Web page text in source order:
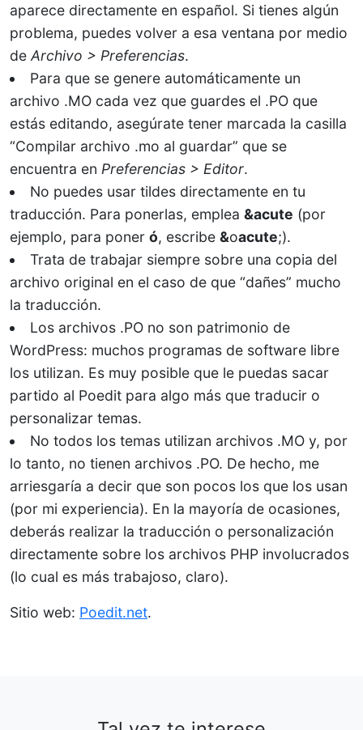
aparece directamente en español. Si tienes algún
problema, puedes volver a esa ventana por medio
de Archivo > Preferencias.
Para que se genere automáticamente un
archivo .MO cada vez que guardes el .PO que
estás editando, asegúrate tener marcada la casilla
“Compilar archivo .mo al guardar” que se
encuentra en Preferencias > Editor.
No puedes usar tildes directamente en tu
traducción. Para ponerlas, emplea &acute (por
ejemplo, para poner ó, escribe &oacute;).
Trata de trabajar siempre sobre una copia del
archivo original en el caso de que “dañes” mucho
la traducción.
Los archivos .PO no son patrimonio de
WordPress: muchos programas de software libre
los utilizan. Es muy posible que le puedas sacar
partido al Poedit para algo más que traducir o
personalizar temas.
No todos los temas utilizan archivos .MO y, por
lo tanto, no tienen archivos .PO. De hecho, me
arriesgaría a decir que son pocos los que los usan
(por mi experiencia). En la mayoría de ocasiones,
deberás realizar la traducción o personalización
directamente sobre los archivos PHP involucrados
(lo cual es más trabajoso, claro).
Sitio web: Poedit.net.